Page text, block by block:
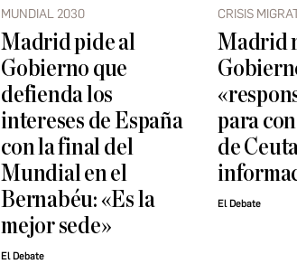
MUNDIAL 2030
Madrid pide al
Gobierno que
defienda los
intereses de España
con la final del
Mundial en el
Bernabéu: «Es la
mejor sede»
El Debate
CRISIS
Madrid
para
de
El Debate